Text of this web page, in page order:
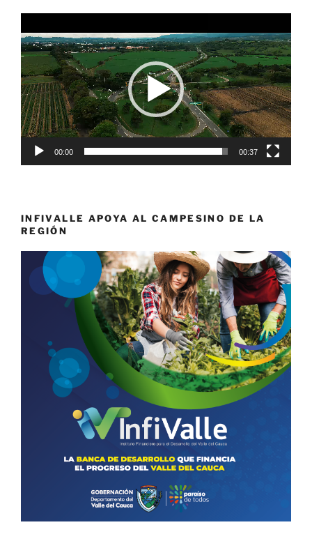
de
vídeo
00:00 00:37
INFIVALLE APOYA AL CAMPESINO DE LA
REGIÓN